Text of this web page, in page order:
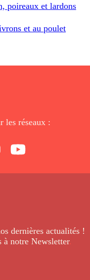
poireaux et lardons
et au poulet
les réseaux :
dernières actualités !
à notre Newsletter.